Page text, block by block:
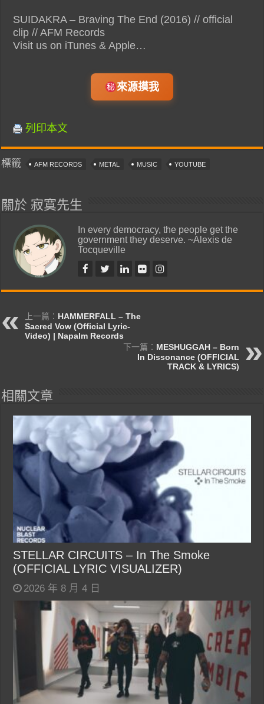
SUIDAKRA – Braving The End (2016) // official
clip // AFM Records
Visit us on iTunes & Apple…
來源摸我
列印本文
標籤 AFM RECORDS METAL MUSIC YOUTUBE
關於 寂寞先生
In every democracy, the people get the
government they deserve. ~Alexis de
Tocqueville
上一篇： HAMMERFALL – The
Sacred Vow (Official Lyric-
Video) | Napalm Records
下一篇： MESHUGGAH – Born
In Dissonance (OFFICIAL
TRACK & LYRICS)
相關文章
STELLAR CIRCUITS – In The Smoke
(OFFICIAL LYRIC VISUALIZER)
2026 年 8 月 4 日